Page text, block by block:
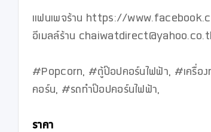
แฟนเพจร้าน https://
อีเมลล์ร้าน
#Popcorn, #ตู้ป๊อปคอร์นไฟฟ้า, #เครื่อ
คอร์น, #รถทำป๊อปคอร์นไฟฟ้า,
ราคา